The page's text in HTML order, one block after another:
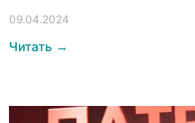
09.04.2024
Читать →